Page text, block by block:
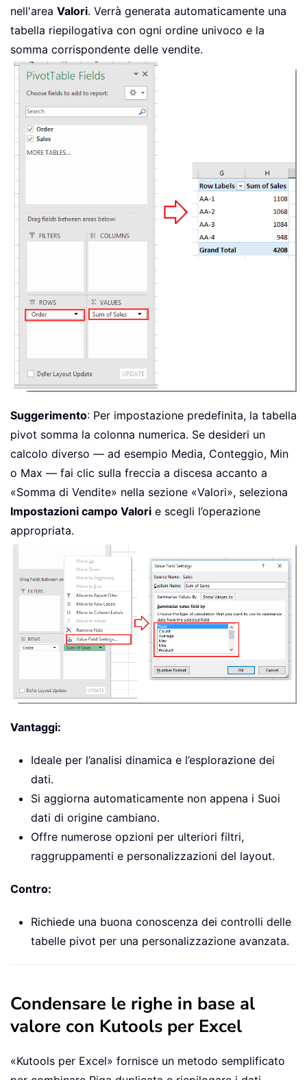
nell'area Valori. Verrà generata automaticamente una
tabella riepilogativa con ogni ordine univoco e la
somma corrispondente delle vendite.
Suggerimento: Per impostazione predefinita, la tabella
pivot somma la colonna numerica. Se desideri un
calcolo diverso — ad esempio Media, Conteggio, Min
o Max — fai clic sulla freccia a discesa accanto a
«Somma di Vendite» nella sezione «Valori», seleziona
Impostazioni campo Valori e scegli l’operazione
appropriata.
Vantaggi:
Ideale per l’analisi dinamica e l’esplorazione dei
dati.
Si aggiorna automaticamente non appena i Suoi
dati di origine cambiano.
Offre numerose opzioni per ulteriori filtri,
raggruppamenti e personalizzazioni del layout.
Contro:
Richiede una buona conoscenza dei controlli delle
tabelle pivot per una personalizzazione avanzata.
Condensare le righe in base al
valore con Kutools per Excel
«Kutools per Excel» fornisce un metodo semplificato